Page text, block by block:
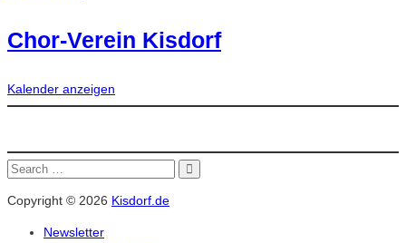
Chor-Verein Kisdorf
Kalender anzeigen
Search
Search
Copyright © 2026 Kisdorf.de
Newsletter